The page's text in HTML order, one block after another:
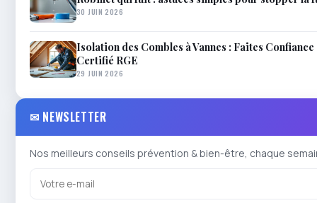
30 JUIN 2026
Isolation des Combles à Vannes : Faites
Certifié RGE
29 JUIN 2026
✉ NEWSLETTER
Nos meilleurs conseils prévention & bien-être, chaque